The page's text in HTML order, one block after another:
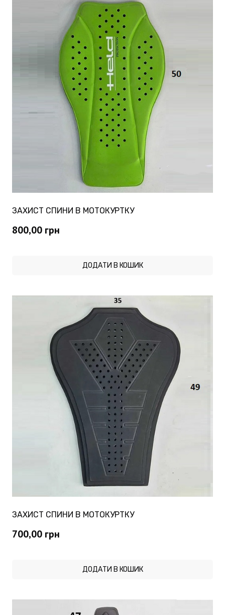
ЗАХИСТ СПИНИ В МОТОКУРТКУ
800,00 грн
ДОДАТИ В КОШИК
ЗАХИСТ СПИНИ В МОТОКУРТКУ
700,00 грн
ДОДАТИ В КОШИК